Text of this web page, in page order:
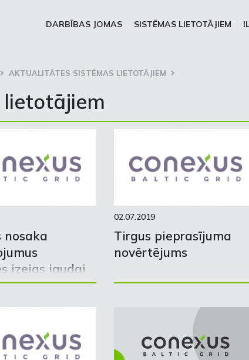
DARBĪBAS JOMAS SISTĒMAS LIETOTĀJIEM
AKTUALITĀTES SISTĒMAS LIETOTĀJIEM
nosaka
izejas jaudai
pazemes
02.07.2019
Tirgus pieprasījuma
novērtējums